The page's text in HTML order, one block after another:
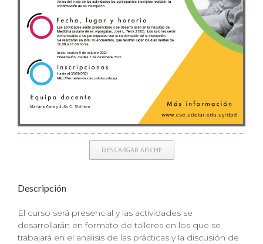
DESCARGAR AFICHE
Descripción
El curso será presencial y las actividades se
desarrollarán en formato de talleres en los que se
trabajará en el análisis de las prácticas y la discusión de